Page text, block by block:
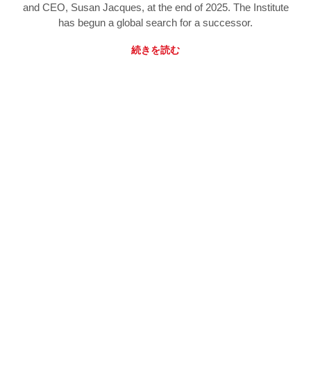
and CEO, Susan Jacques, at the end of 2025. The Institute
has begun a global search for a successor.
続きを読む